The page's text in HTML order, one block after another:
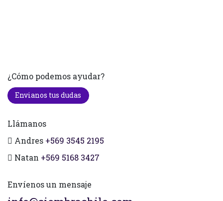
¿Cómo podemos ayudar?
Envianos tus dudas
Llámanos
Andres +569 3545 2195
Natan +569 5168 3427
Envíenos un mensaje